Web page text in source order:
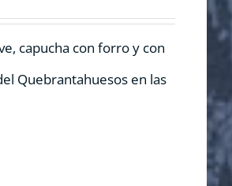
capucha con forro y con
Quebrantahuesos en las